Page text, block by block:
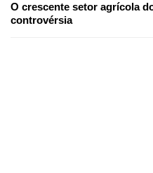
O crescente setor agrícola
controvérsia